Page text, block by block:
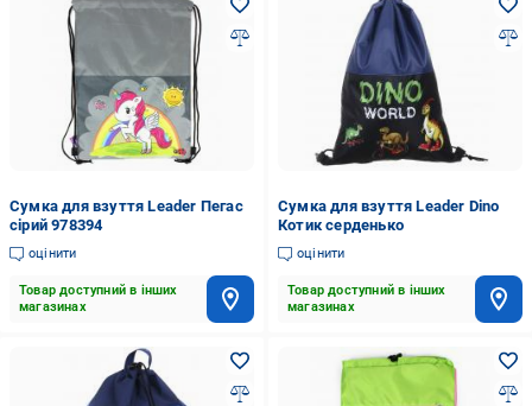
Сумка для взуття Leader Пегас
сірий 978394
оцінити
Товар доступний в інших
магазинах
Сумка для взуття Leader Dino
Котик серденько
оцінити
Товар доступний в інших
магазинах